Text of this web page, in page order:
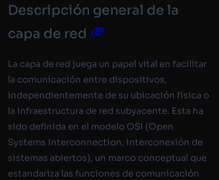
Descripción general de la
capa de red
La capa de red juega un papel vital en facilitar
la comunicación entre dispositivos,
independientemente de su ubicación física o
la infraestructura de red subyacente. Esta ha
sido definida en el modelo OSI (Open
Systems Interconnection, interconexión de
sistemas abiertos), un marco conceptual que
estandariza las funciones de comunicación